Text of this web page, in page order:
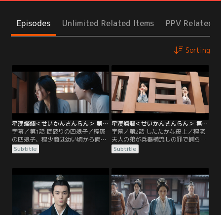
Episodes Unlimited Related Items PPV Related
Sorting
星漢燦爛＜せいかんさんらん＞ 第01話／字幕
字幕／第1話 掟破りの四娘子／程家
の四娘子、程少商は幼い頃から両親
とは離れ離れで暮らしてきた。ある
日、田舎の別宅に送られていた四娘
年も出征中だった両親が帰還すると
いうのだ。わが物顔で振る舞う老婢
に指示され馬車に乗る四娘子だった
が、馬車の中にはなぜか汗の臭い
が。その様子を高台から観察してい
た光禄勲副尉の凌不疑は…。
Subtitle
星漢燦爛＜せいかんさんらん＞ 第02話／字幕
字幕／第2話 したたかな母上／程老
夫人の弟が兵器横流しの罪で捕らわ
れ、程家は大騒ぎになっていた。程
老夫人と葛氏は釈放を働きかけるよ
す。一方の凌不疑のもとには四娘
子・程少商から藁と布切れが送られ
ていた。その意図に気づいた凌不疑
は董倉管を追い詰める。程家では程
老夫人による騒ぎが続き、程少商は
高みの見物を決め込んでいた。
Subtitle